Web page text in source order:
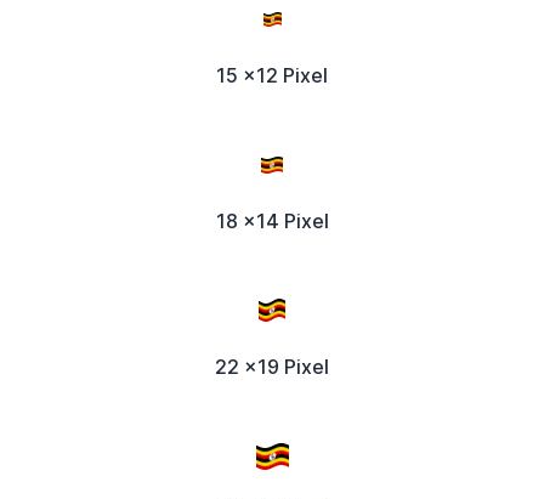
15 x12 Pixel
18 x14 Pixel
22 x19 Pixel